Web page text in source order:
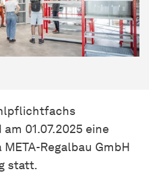
01.07.2025 eine
Regalbau GmbH
statt.